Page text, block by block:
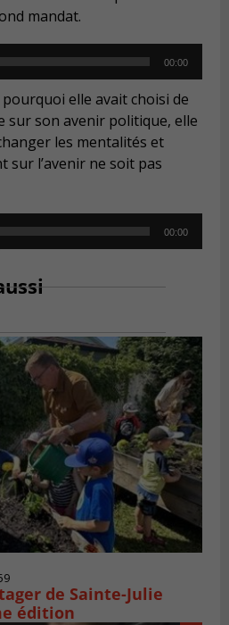
mandat.
00:00
elle avait choisi de
sur son avenir politique, elle
les mentalités et
sur l’avenir ne soit pas
00:00
de Sainte-Julie
édition